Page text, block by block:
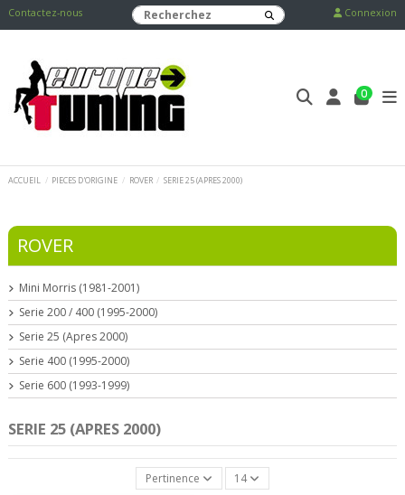
Contactez-nous Connexion
0
ACCUEIL PIECES D'ORIGINE ROVER SERIE 25 (APRES 2000)
SERIE 25 (APRES 2000)
Pertinence 14
ROVER
Mini Morris (1981-2001)
Serie 200 / 400 (1995-2000)
Serie 25 (Apres 2000)
Serie 400 (1995-2000)
Serie 600 (1993-1999)